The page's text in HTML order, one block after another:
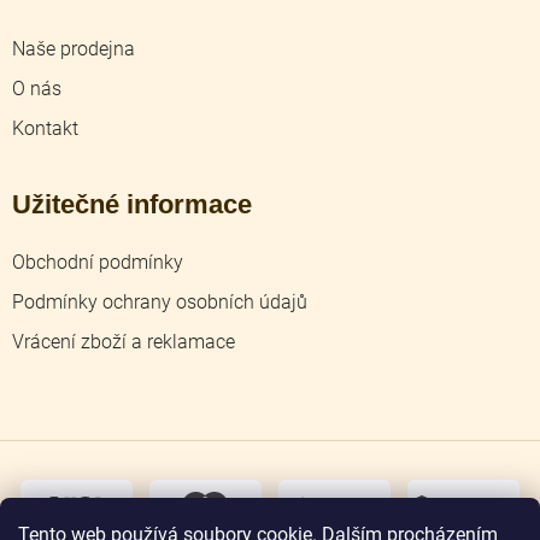
Tento web používá soubory cookie. Dalším procházením
Naše prodejna
O nás
Kontakt
Užitečné informace
Obchodní podmínky
Podmínky ochrany osobních údajů
Vrácení zboží a reklamace